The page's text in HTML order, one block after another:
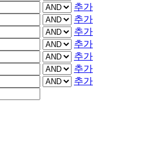
추가
추가
추가
추가
추가
추가
추가